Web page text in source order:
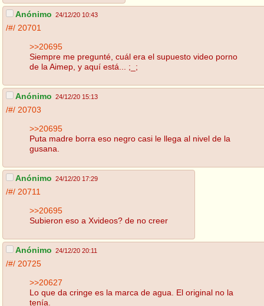
Anónimo 24/12/20 10:43
/#/ 20701
>>20695
Siempre me pregunté, cuál era el supuesto video porno
de la Aimep, y aquí está... ;_;
Anónimo 24/12/20 15:13
/#/ 20703
>>20695
Puta madre borra eso negro casi le llega al nivel de la
gusana.
Anónimo 24/12/20 17:29
/#/ 20711
>>20695
Subieron eso a Xvideos? de no creer
Anónimo 24/12/20 20:11
/#/ 20725
>>20627
Lo que da cringe es la marca de agua. El original no la
tenía.